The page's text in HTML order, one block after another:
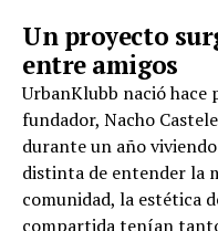
Un proyecto
entre amigos
UrbanKlubb nació hace
fundador, Nacho
durante un año
distinta de entender la
comunidad, la estética
compartida tenían